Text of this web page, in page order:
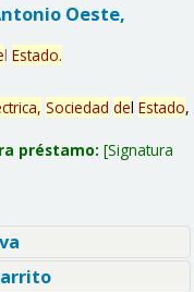
Oeste,
l Estado.
Sociedad del Estado,
préstamo: Signatura